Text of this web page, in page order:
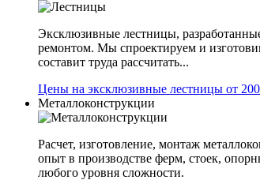
Эксклюзивные лестницы,
ремонтом. Мы спроектируем и
составит труда рассчитать...
Цены на эксклюзивные лестницы от
Металлоконструкции
Расчет, изготовление, монтаж
опыт в производстве ферм, стоек,
любого уровня сложности.